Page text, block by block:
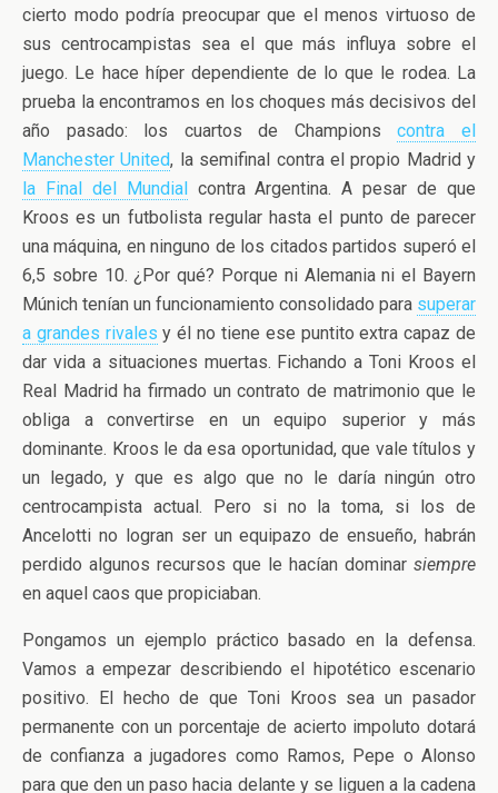
cierto modo podría preocupar que el menos virtuoso de
sus centrocampistas sea el que más influya sobre el
juego. Le hace híper dependiente de lo que le rodea. La
prueba la encontramos en los choques más decisivos del
año pasado: los cuartos de Championscontra el
Manchester United, la semifinal contra el propio Madrid y
la Final del Mundialcontra Argentina. A pesar de que
Kroos es un futbolista regular hasta el punto de parecer
una máquina, en ninguno de los citados partidos superó el
6,5 sobre 10. ¿Por qué? Porque ni Alemania ni el Bayern
Múnich tenían un funcionamiento consolidado para superar
a grandes rivales y él no tiene ese puntito extra capaz de
dar vida a situaciones muertas. Fichando a Toni Kroos el
Real Madrid ha firmado un contrato de matrimonio que le
obliga a convertirse en un equipo superior y más
dominante. Kroos le da esa oportunidad, que vale títulos y
un legado, y que es algo que no le daría ningún otro
centrocampista actual. Pero si no la toma, si los de
Ancelotti no logran ser un equipazo de ensueño, habrán
perdido algunos recursos que le hacían dominar siempre
en aquel caos que propiciaban.
Pongamos un ejemplo práctico basado en la defensa.
Vamos a empezar describiendo el hipotético escenario
positivo. El hecho de que Toni Kroos sea un pasador
permanente con un porcentaje de acierto impoluto dotará
de confianza a jugadores como Ramos, Pepe o Alonso
para que den un paso hacia delante y se liguen a la cadena